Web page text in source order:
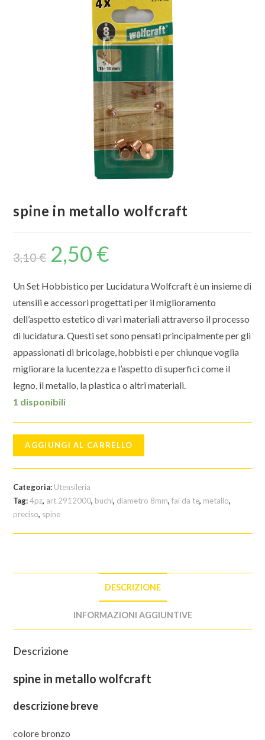
spine in metallo wolfcraft
3,10€ 2,50 €
Un Set Hobbistico per Lucidatura Wolfcraft è un insieme di
utensili e accessori progettati per il miglioramento
dell’aspetto estetico di vari materiali attraverso il processo
di lucidatura. Questi set sono pensati principalmente per gli
appassionati di bricolage, hobbisti e per chiunque voglia
migliorare la lucentezza e l’aspetto di superfici come il
legno, il metallo, la plastica o altri materiali.
1 disponibili
spine
in
metallo
wolfcraft
quantità
AGGIUNGI AL CARRELLO
Categoria: Utensileria
Tag:4pz, art.2912000, buchi, diametro 8mm,fai da te, metallo,
preciso, spine
DESCRIZIONE
INFORMAZIONI AGGIUNTIVE
Descrizione
spine in metallo wolfcraft
descrizione breve
colore bronzo